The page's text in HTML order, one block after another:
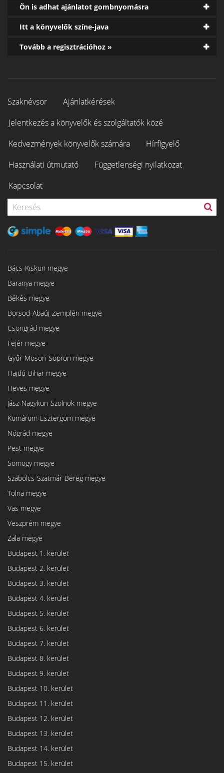
Ön is adhat ajánlatot gombnyomásra
Itt a könyvelők színe-java
Tovább a regisztrációhoz »
Szaknévsor
Ajánlatkérések
Jelentkezés a könyvelők és szolgáltatók közé
Kedvezmények könyvelők számára
Hírfigyelő
Használati útmutató
Függetlenségi nyilatkozat
Kapcsolat
Bács-Kiskun megye
Baranya megye
Békés megye
Borsod-Abaúj-Zemplén megye
Csongrád megye
Fejér megye
Győr-Moson-Sopron megye
Hajdú-Bihar megye
Heves megye
Jász-Nagykun-Szolnok megye
Komárom-Esztergom megye
Nógrád megye
Pest megye
Somogy megye
Szabolcs-Szatmár-Bereg megye
Tolna megye
Vas megye
Veszprém megye
Zala megye
Budapest 1. kerület
Budapest 2. kerület
Budapest 3. kerület
Budapest 4. kerület
Budapest 5. kerület
Budapest 6. kerület
Budapest 7. kerület
Budapest 8. kerület
Budapest 9. kerület
Budapest 10. kerület
Budapest 11. kerület
Budapest 12. kerület
Budapest 13. kerület
Budapest 14. kerület
Budapest 15. kerület